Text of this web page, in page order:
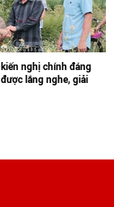
nghị chính đáng
lắng nghe, giải